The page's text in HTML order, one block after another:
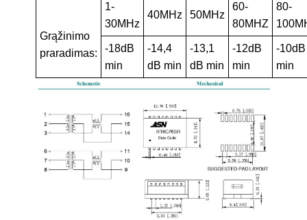
Grąžinimo
praradimas:
1-
30MHz
40MHz 50MHz
60-
80MHZ
80-
-18dB
min
-14,4
dB min
-13,1
dB min
-12dB
min
-10dB
min